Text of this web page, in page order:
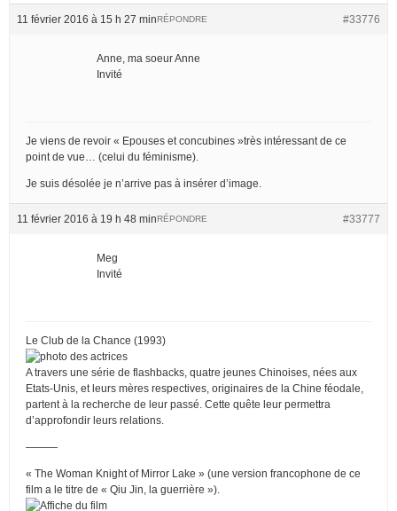
11 février 2016 à 15 h 27 min #33776
RÉPONDRE
Anne, ma soeur Anne
Invité
Je viens de revoir « Epouses et concubines »très intéressant de ce
point de vue… (celui du féminisme).
Je suis désolée je n’arrive pas à insérer d’image.
11 février 2016 à 19 h 48 min #33777
RÉPONDRE
Meg
Invité
Le Club de la Chance (1993)
A travers une série de flashbacks, quatre jeunes Chinoises, nées aux
Etats-Unis, et leurs mères respectives, originaires de la Chine féodale,
partent à la recherche de leur passé. Cette quête leur permettra
d’approfondir leurs relations.
———
« The Woman Knight of Mirror Lake » (une version francophone de ce
film a le titre de « Qiu Jin, la guerrière »).